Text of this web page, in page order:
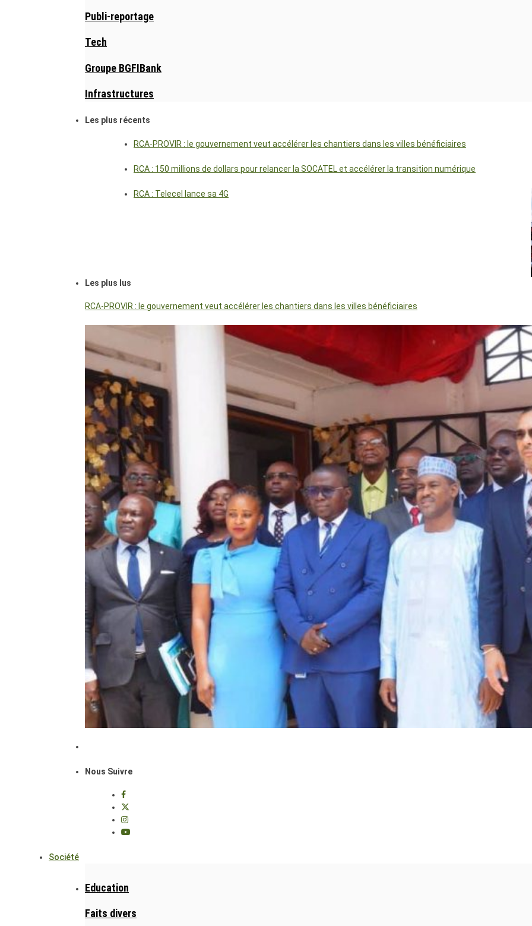
Publi-reportage
Tech
Groupe BGFIBank
Infrastructures
Les plus récents
RCA-PROVIR : le gouvernement veut accélérer les chantiers dans les villes bénéficiaires
RCA : 150 millions de dollars pour relancer la SOCATEL et accélérer la transition numérique
RCA : Telecel lance sa 4G
Les plus lus
RCA-PROVIR : le gouvernement veut accélérer les chantiers dans les villes bénéficiaires
Nous Suivre
Société
Education
Faits divers